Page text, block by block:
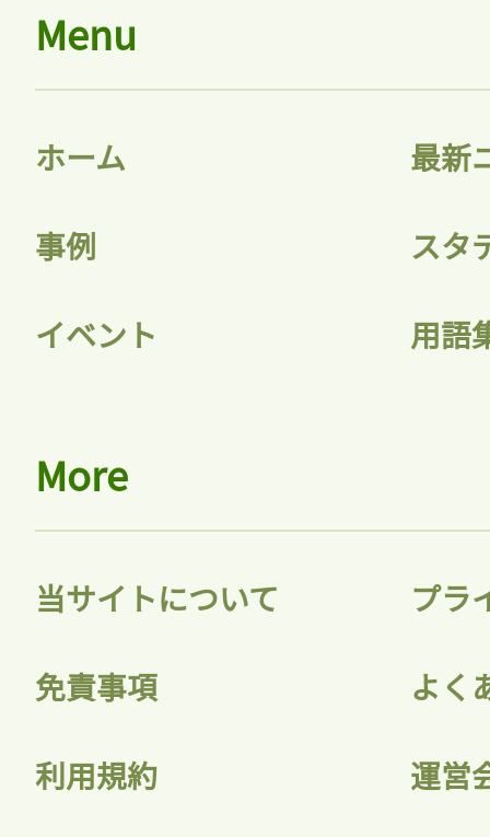
Menu
ホーム 最新
事例 スタ
イベント 用語
More
当サイトについて プラ
免責事項 よく
利用規約 運営